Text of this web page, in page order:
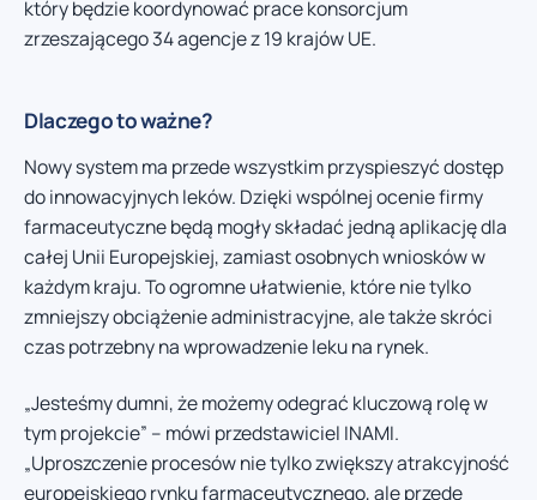
który będzie koordynować prace konsorcjum
zrzeszającego 34 agencje z 19 krajów UE.
Dlaczego to ważne?
Nowy system ma przede wszystkim przyspieszyć dostęp
do innowacyjnych leków. Dzięki wspólnej ocenie firmy
farmaceutyczne będą mogły składać jedną aplikację dla
całej Unii Europejskiej, zamiast osobnych wniosków w
każdym kraju. To ogromne ułatwienie, które nie tylko
zmniejszy obciążenie administracyjne, ale także skróci
czas potrzebny na wprowadzenie leku na rynek.
„Jesteśmy dumni, że możemy odegrać kluczową rolę w
tym projekcie” – mówi przedstawiciel INAMI.
„Uproszczenie procesów nie tylko zwiększy atrakcyjność
europejskiego rynku farmaceutycznego, ale przede